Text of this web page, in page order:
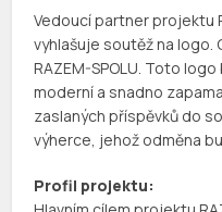
Vedoucí partner projektu
vyhlašuje soutěž na
RAZEM-SPOLU. Toto
moderní a snadno
zaslaných příspěvků do
výherce, jehož odměna
Profil projektu: